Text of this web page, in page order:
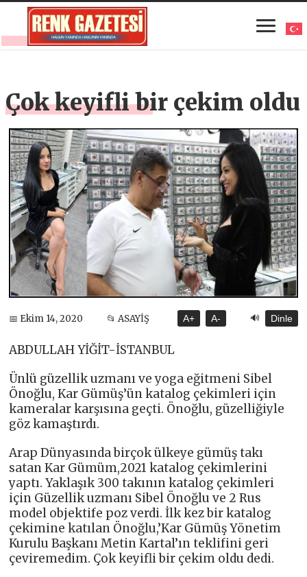
Çok keyifli bir çekim oldu
📅 Ekim 14, 2020 📂 ASAYİŞ A+ A- 🔊 Dinle
ABDULLAH YİĞİT-İSTANBUL
Ünlü güzellik uzmanı ve yoga eğitmeni Sibel
Önoğlu, Kar Gümüş’ün katalog çekimleri için
kameralar karşısına geçti. Önoğlu, güzelliğiyle
göz kamaştırdı.
Arap Dünyasında birçok ülkeye gümüş takı
satan Kar Gümüm,2021 katalog çekimlerini
yaptı. Yaklaşık 300 takının katalog çekimleri
için Güzellik uzmanı Sibel Önoğlu ve 2 Rus
model objektife poz verdi. İlk kez bir katalog
çekimine katılan Önoğlu,’Kar Gümüş Yönetim
Kurulu Başkanı Metin Kartal’ın teklifini geri
çeviremedim. Çok keyifli bir çekim oldu dedi.